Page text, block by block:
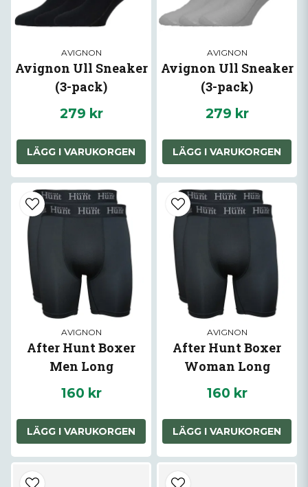
AVIGNON
Avignon Ull Sneaker
(3-pack)
279 kr
LÄGG I VARUKORGEN
AVIGNON
Avignon Ull Sneaker
(3-pack)
279 kr
LÄGG I VARUKORGEN
AVIGNON
After Hunt Boxer
Men Long
160 kr
LÄGG I VARUKORGEN
AVIGNON
After Hunt Boxer
Woman Long
160 kr
LÄGG I VARUKORGEN